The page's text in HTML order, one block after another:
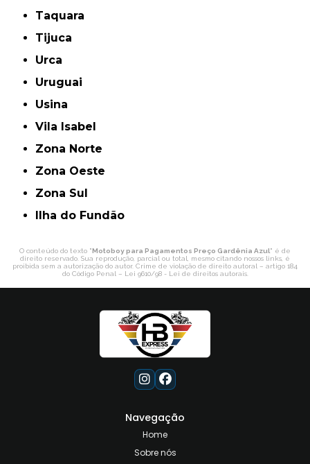
Taquara
Tijuca
Urca
Uruguai
Usina
Vila Isabel
Zona Norte
Zona Oeste
Zona Sul
ilha do Fundão
O conteúdo do texto " Motoboy para Pagamentos Preço Gardênia Azul" é de
direito reservado. Sua reprodução, parcial ou total, mesmo citando nossos links, é
proibida sem a autorização do autor. Crime de violação de direito autoral – artigo 184
do Código Penal – Lei 9610/98 - Lei de direitos autorais.
Navegação
Home
Sobre nós